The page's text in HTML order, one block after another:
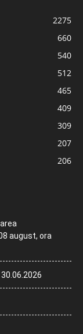
2275
660
540
512
465
409
309
207
206
august, ora